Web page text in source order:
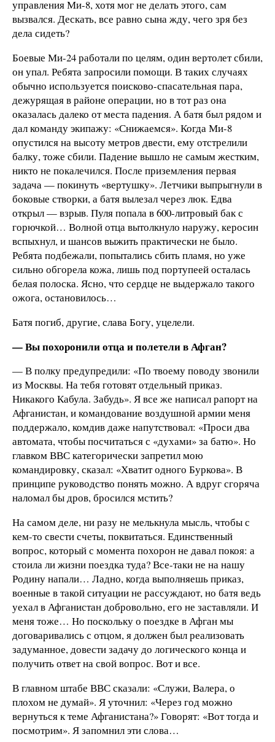
управления Ми-8, хотя мог не делать этого, сам
вызвался. Дескать, все равно сына жду, чего зря без
дела сидеть?
Боевые Ми-24 работали по целям, один вертолет сбили,
он упал. Ребята запросили помощи. В таких случаях
обычно используется поисково-спасательная пара,
дежурящая в районе операции, но в тот раз она
оказалась далеко от места падения. А батя был рядом и
дал команду экипажу: «Снижаемся». Когда Ми-8
опустился на высоту метров двести, ему отстрелили
балку, тоже сбили. Падение вышло не самым жестким,
никто не покалечился. После приземления первая
задача — покинуть «вертушку». Летчики выпрыгнули в
боковые створки, а батя вылезал через люк. Едва
открыл — взрыв. Пуля попала в 600-литровый бак с
горючкой… Волной отца вытолкнуло наружу, керосин
вспыхнул, и шансов выжить практически не было.
Ребята подбежали, попытались сбить пламя, но уже
сильно обгорела кожа, лишь под портупеей осталась
белая полоска. Ясно, что сердце не выдержало такого
ожога, остановилось…
Батя погиб, другие, слава Богу, уцелели.
— Вы похоронили отца и полетели в Афган?
— В полку предупредили: «По твоему поводу звонили
из Москвы. На тебя готовят отдельный приказ.
Никакого Кабула. Забудь». Я все же написал рапорт на
Афганистан, и командование воздушной армии меня
поддержало, комдив даже напутствовал: «Проси два
автомата, чтобы посчитаться с «духами» за батю». Но
главком ВВС категорически запретил мою
командировку, сказал: «Хватит одного Буркова». В
принципе руководство понять можно. А вдруг сгоряча
наломал бы дров, бросился мстить?
На самом деле, ни разу не мелькнула мысль, чтобы с
кем-то свести счеты, поквитаться. Единственный
вопрос, который с момента похорон не давал покоя: а
стоила ли жизни поездка туда? Все-таки не на нашу
Родину напали… Ладно, когда выполняешь приказ,
военные в такой ситуации не рассуждают, но батя ведь
уехал в Афганистан добровольно, его не заставляли. И
меня тоже… Но поскольку о поездке в Афган мы
договаривались с отцом, я должен был реализовать
задуманное, довести задачу до логического конца и
получить ответ на свой вопрос. Вот и все.
В главном штабе ВВС сказали: «Служи, Валера, о
плохом не думай». Я уточнил: «Через год можно
вернуться к теме Афганистана?» Говорят: «Вот тогда и
посмотрим». Я запомнил эти слова…